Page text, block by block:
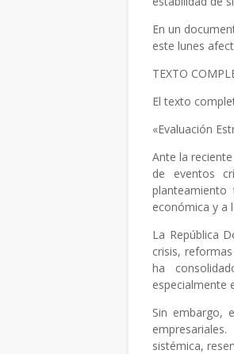
En un
este lunes
TEXTO
El texto
«Evaluación
Ante la
de eventos
económica y a
La República
crisis,
ha
especialmente
Sin embargo,
sistémica,